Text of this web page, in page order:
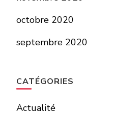
octobre 2020
septembre 2020
CATÉGORIES
Actualité